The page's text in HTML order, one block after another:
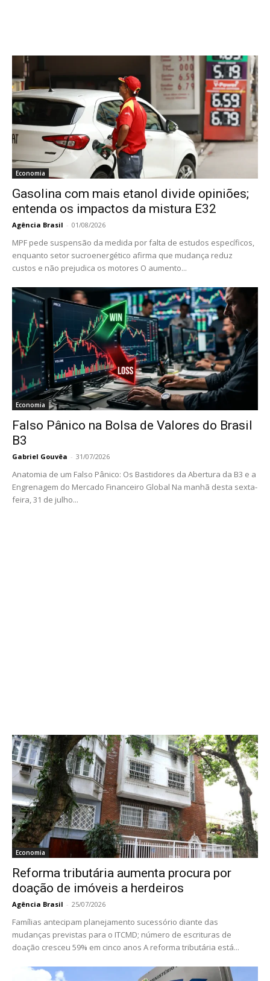
Economia
Gasolina com mais etanol divide opiniões;
entenda os impactos da mistura E32
Agência Brasil - 01/08/2026
MPF pede suspensão da medida por falta de estudos específicos,
enquanto setor sucroenergético afirma que mudança reduz
custos e não prejudica os motores O aumento...
Economia
Falso Pânico na Bolsa de Valores do Brasil
B3
Gabriel Gouvêa - 31/07/2026
Anatomia de um Falso Pânico: Os Bastidores da Abertura da B3 e a
Engrenagem do Mercado Financeiro Global Na manhã desta sexta-
feira, 31 de julho...
Economia
Reforma tributária aumenta procura por
doação de imóveis a herdeiros
Agência Brasil - 25/07/2026
Famílias antecipam planejamento sucessório diante das
mudanças previstas para o ITCMD; número de escrituras de
doação cresceu 59% em cinco anos A reforma tributária está...